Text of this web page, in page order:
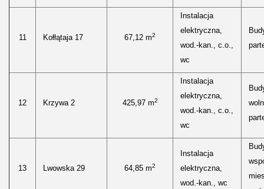
11 Kołłątaja 17 67,12 m2
Instalacja
elektryczna,
wod.-kan., c.o.,
wc
12 Krzywa 2 425,97 m2
Instalacja
elektryczna,
wod.-kan., c.o.,
wc
13 Lwowska 29 64,85 m2
Instalacja
elektryczna,
wod.-kan., wc